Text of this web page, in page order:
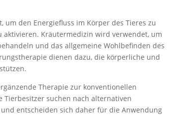
den Energiefluss im Körper des Tieres zu
Kräutermedizin wird verwendet, um
und das allgemeine Wohlbefinden des
dienen dazu, die körperliche und
Therapie zur konventionellen
Tierbesitzer suchen nach alternativen
entscheiden sich daher für die Anwendung